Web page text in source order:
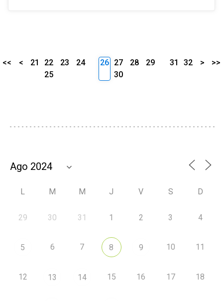
<< < 21 22 23
24
25
26 27 28
29
30
31 32 > >>
L M M J V S D
29 30 31 1 2 3 4
5 6 7 8 9 10 11
12 13 14 15 16 17 18